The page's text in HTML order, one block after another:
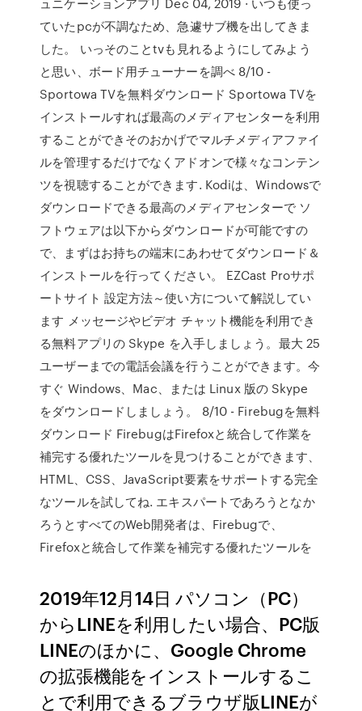
ていたpcが不調なため、急遽サブ機を出してきま
した。 いっそのことtvも見れるようにしてみよう
と思い、ボード用チューナーを調べ 8/10 -
Sportowa TVを無料ダウンロード Sportowa TVを
インストールすれば最高のメディアセンターを利用
することができそのおかげでマルチメディアファイ
ルを管理するだけでなくアドオンで様々なコンテン
ツを視聴することができます. Kodiは、Windowsで
ダウンロードできる最高のメディアセンターで ソ
フトウェアは以下からダウンロードが可能ですの
で、まずはお持ちの端末にあわせてダウンロード＆
インストールを行ってください。 EZCast Proサポ
ートサイト 設定方法～使い方について解説してい
ます メッセージやビデオ チャット機能を利用でき
る無料アプリの Skype を入手しましょう。最大 25
ユーザーまでの電話会議を行うことができます。今
すぐ Windows、Mac、または Linux 版の Skype
をダウンロードしましょう。 8/10 - Firebugを無料
ダウンロード FirebugはFirefoxと統合して作業を
補完する優れたツールを見つけることができます、
HTML、CSS、JavaScript要素をサポートする完全
なツールを試してね. エキスパートであろうとなか
ろうとすべてのWeb開発者は、Firebugで、
Firefoxと統合して作業を補完する優れたツールを
2019年12月14日 パソコン（PC）
からLINEを利用したい場合、PC版
LINEのほかに、Google Chrome
の拡張機能をインストールするこ
とで利用できるブラウザ版LINEが